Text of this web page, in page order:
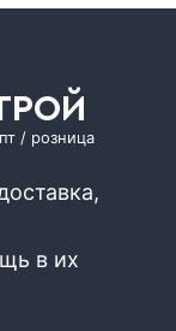
/ розница
в их